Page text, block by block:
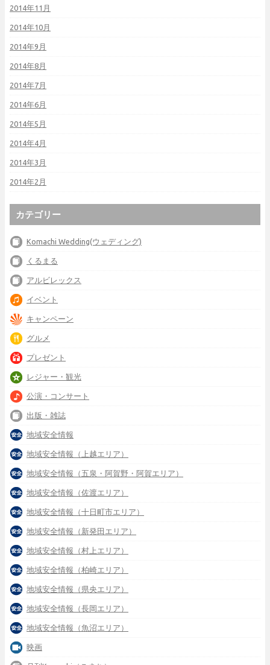
2014年11月
2014年10月
2014年9月
2014年8月
2014年7月
2014年6月
2014年5月
2014年4月
2014年3月
2014年2月
カテゴリー
Komachi Wedding(ウェディング)
くるまる
アルビレックス
イベント
キャンペーン
グルメ
プレゼント
レジャー・観光
公演・コンサート
出版・雑誌
地域安全情報
地域安全情報（上越エリア）
地域安全情報（五泉・阿賀野・阿賀エリア）
地域安全情報（佐渡エリア）
地域安全情報（十日町市エリア）
地域安全情報（新発田エリア）
地域安全情報（村上エリア）
地域安全情報（柏崎エリア）
地域安全情報（県央エリア）
地域安全情報（長岡エリア）
地域安全情報（魚沼エリア）
映画